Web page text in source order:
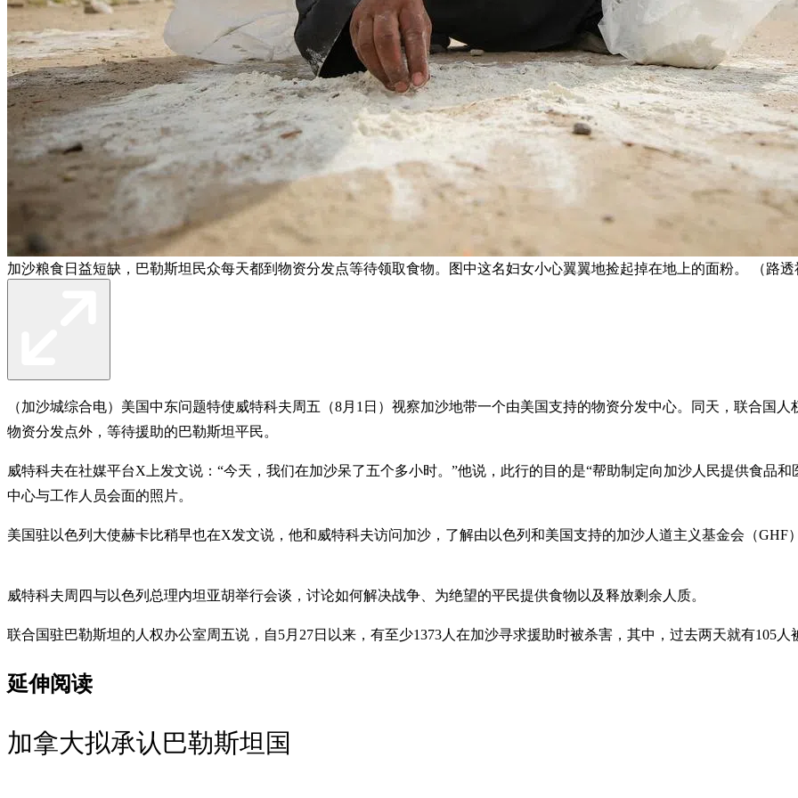
加沙粮食日益短缺，巴勒斯坦民众每天都到物资分发点等待领取食物。图中这名妇女小心翼翼地捡起掉在地上的面粉。 （路透
（加沙城综合电）美国中东问题特使威特科夫周五（8月1日）视察加沙地带一个由美国支持的物资分发中心。同天，联合国
物资分发点外，等待援助的巴勒斯坦平民。
威特科夫在社媒平台X上发文说：“今天，我们在加沙呆了五个多小时。”他说，此行的目的是“帮助制定向加沙人民提供食品
中心与工作人员会面的照片。
美国驻以色列大使赫卡比稍早也在X发文说，他和威特科夫访问加沙，了解由以色列和美国支持的加沙人道主义基金会（GHF
威特科夫周四与以色列总理内坦亚胡举行会谈，讨论如何解决战争、为绝望的平民提供食物以及释放剩余人质。
联合国驻巴勒斯坦的人权办公室周五说，自5月27日以来，有至少1373人在加沙寻求援助时被杀害，其中，过去两天就有105人
延伸阅读
加拿大拟承认巴勒斯坦国